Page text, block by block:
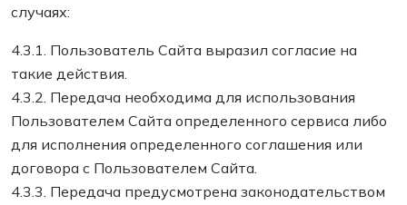
случаях:
4.3.1. Пользователь Сайта выразил согласие на
такие действия.
4.3.2. Передача необходима для использования
Пользователем Сайта определенного сервиса либо
для исполнения определенного соглашения или
договора с Пользователем Сайта.
4.3.3. Передача предусмотрена законодательством